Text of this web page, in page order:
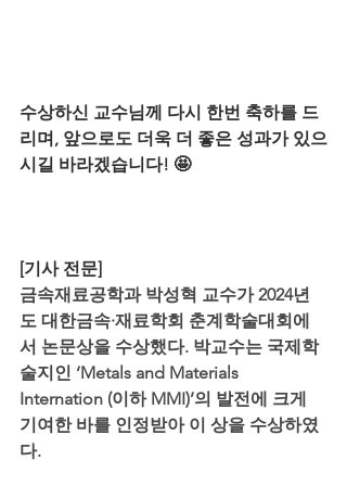
수상하신 교수님께 다시 한번 축하를 드
리며, 앞으로도 더욱 더 좋은 성과가 있으
시길 바라겠습니다! 🤩
[기사 전문]
금속재료공학과 박성혁 교수가 2024년
도 대한금속·재료학회 춘계학술대회에
서 논문상을 수상했다. 박교수는 국제학
술지인 ‘Metals and Materials
Internation (이하 MMI)’의 발전에 크게
기여한 바를 인정받아 이 상을 수상하였
다.